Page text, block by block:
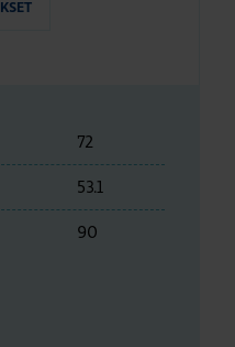
72
53.1
90